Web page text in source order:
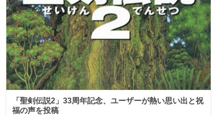
「聖剣伝説2」33周年記念、ユーザーが熱い思い出と祝
福の声を投稿